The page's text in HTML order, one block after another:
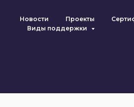
Новости Проекты
Виды поддержки